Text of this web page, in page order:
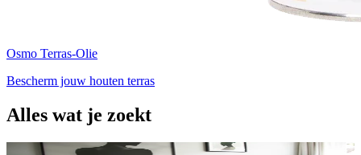
Osmo Terras-Olie
Bescherm jouw houten terras
Alles wat je zoekt